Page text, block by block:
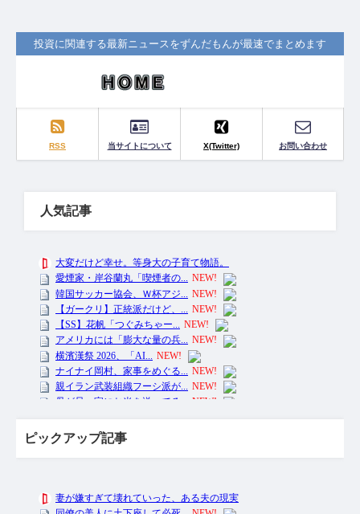
投資に関連する最新ニュースをずんだもんが最速でまとめます
RSS 当サイトについて X(Twitter) お問い合わせ
人気記事
ピックアップ記事